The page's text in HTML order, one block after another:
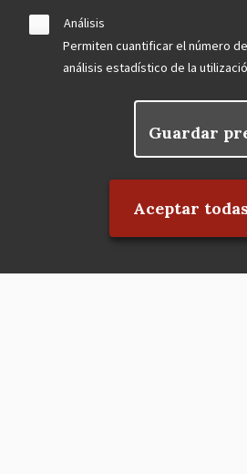
Análisis
Permiten cuantificar el número
análisis estadístico de la
Guardar
Aceptar
buscador
Nuestras